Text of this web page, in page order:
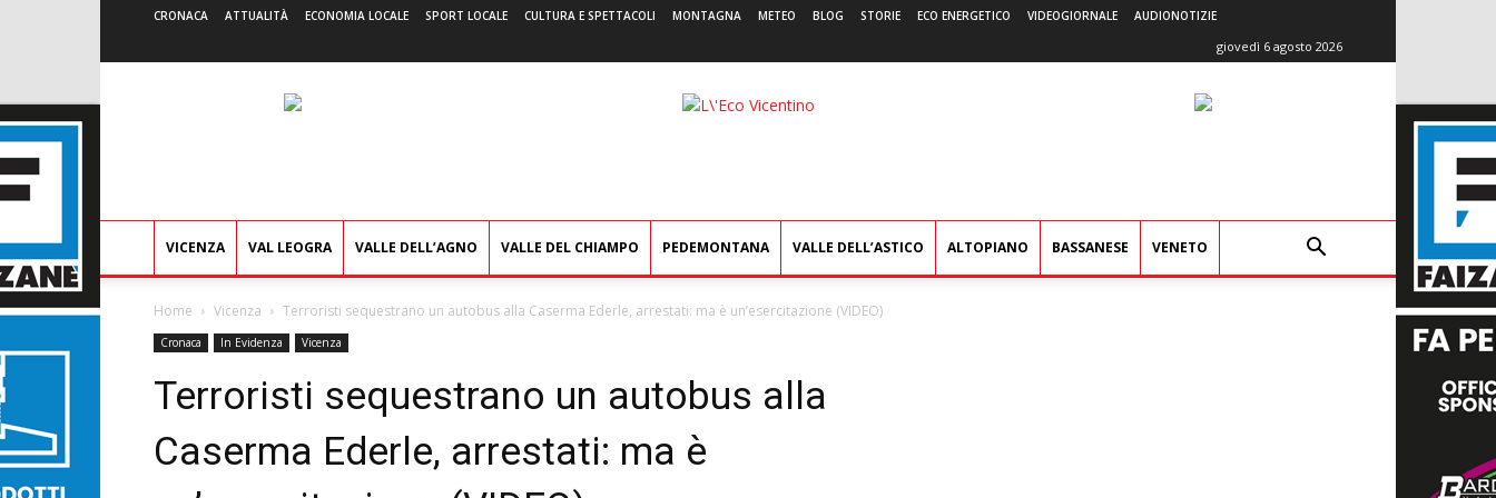
CRONACA ATTUALITÀ ECONOMIA LOCALE SPORT LOCALE CULTURA E SPETTACOLI MONTAGNA METEO BLOG STORIE ECO ENERGETICO VIDEOGIORNALE AUDIONOTIZIE
giovedì 6 agosto 2026
L'Eco
VICENZA VAL LEOGRA VALLE DELL’AGNO VALLE DEL CHIAMPO PEDEMONTANA VALLE DELL’ASTICO ALTOPIANO BASSANESE VENETO
Home Vicenza Terroristi sequestrano un autobus alla Caserma Ederle, arrestati: ma è un’esercitazione (VIDEO)
Cronaca In Evidenza Vicenza
Terroristi sequestrano un autobus alla
Caserma Ederle, arrestati: ma è